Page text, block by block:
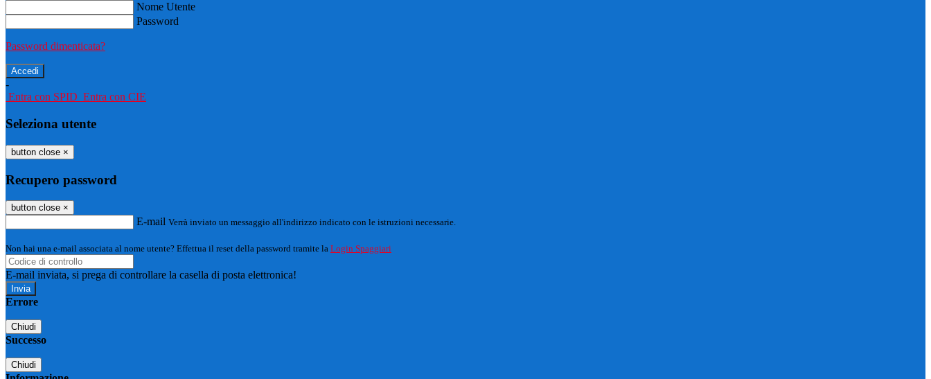
Nome Utente
Password
Password dimenticata?
-
Entra con SPID Entra con CIE
Seleziona utente
button close ×
Recupero password
button close ×
E-mail Verrà inviato un messaggio all'indirizzo indicato con le istruzioni necessarie.
Non hai una e-mail associata al nome utente? Effettua il reset della password tramite la Login Spaggiari
E-mail inviata, si prega di controllare la casella di posta elettronica!
Errore
Chiudi
Successo
Chiudi